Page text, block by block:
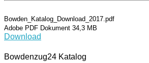
Bowden_Katalog_Download_2017.pdf
Adobe PDF Dokument 34,3 MB
Download
Bowdenzug24 Katalog